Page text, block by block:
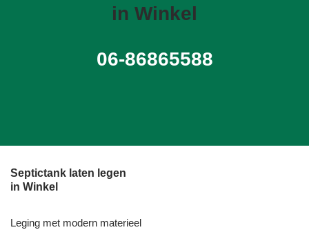
in Winkel
06-86865588
Septictank laten legen
in Winkel
Leging met modern materieel